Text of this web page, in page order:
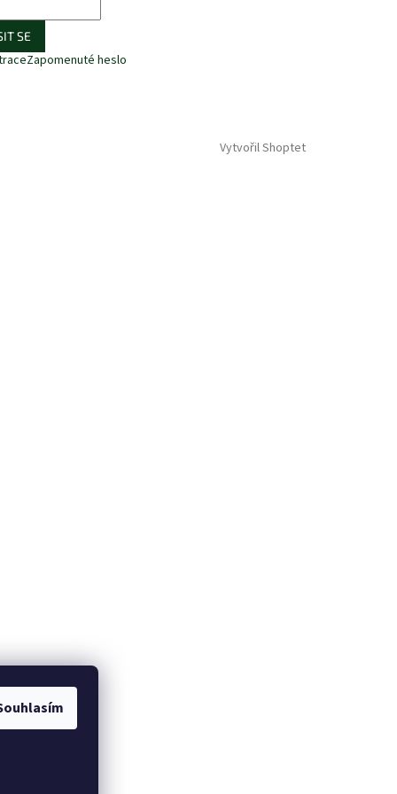
SE
Zapomenuté heslo
Vytvořil Shoptet